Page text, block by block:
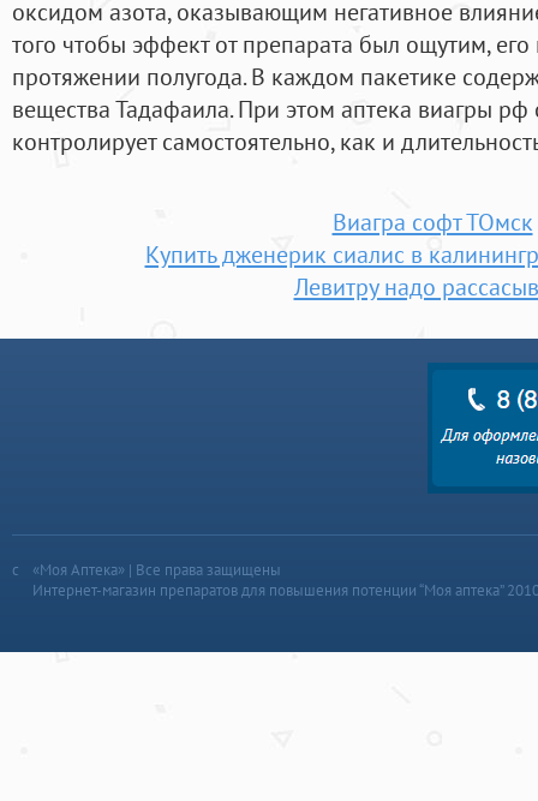
оксидом азота, оказывающим негативное
того чтобы эффект от препарата был ощутим,
протяжении полугода. В каждом пакетике
вещества Тадафаила. При этом аптека виагры
контролирует самостоятельно, как и
Виагра софт ТОмск
Купить дженерик сиалис в
Левитру надо
«Моя Аптека» | Все права защищены
Интернет-магазин препаратов для повышения потенции “Моя аптека”